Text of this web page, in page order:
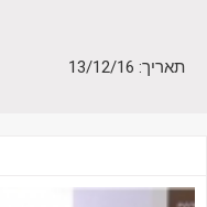
תאריך: 13/12/16